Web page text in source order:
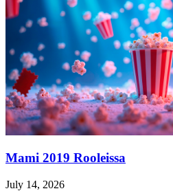
Mami 2019 Rooleissa
July 14, 2026